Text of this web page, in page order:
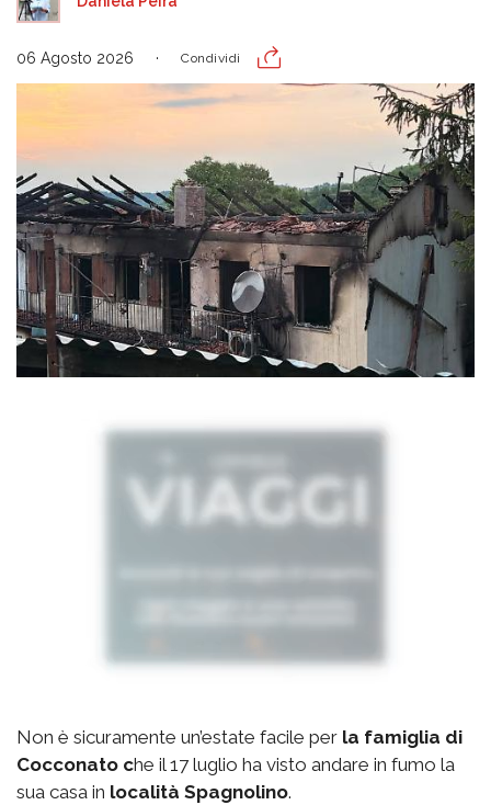
06 Agosto 2026 Condividi
Non è sicuramente un’estate facile per la famiglia di
Cocconato che il 17 luglio ha visto andare in fumo la
sua casa in località Spagnolino.